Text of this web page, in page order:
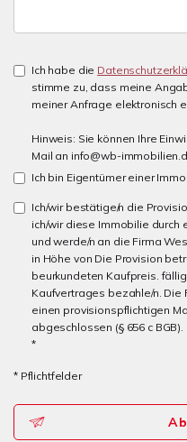
Ich habe die
stimme zu, dass meine
meiner Anfrage elektronisch
Hinweis: Sie können Ihre
Mail an info@wb-
Ich bin Eigentümer einer
Ich/wir bestätige/n die
ich/wir diese Immobilie durch
und werde/n an die Firma
in Höhe von Die Provision
beurkundeten Kaufpreis.
Kaufvertrages bezahle/n.
einen provisionspflichtigen
abgeschlossen (§ 656 c BGB).
*
* Pflichtfelder